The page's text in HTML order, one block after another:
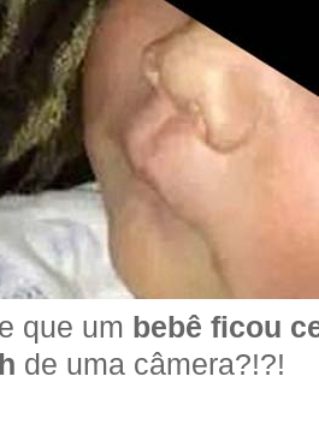
que um bebê ficou
de uma câmera?!?!